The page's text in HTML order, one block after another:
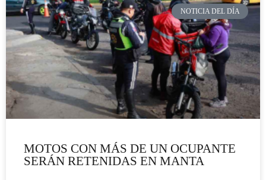
NOTICIA DEL DÍA
MOTOS CON MÁS DE UN OCUPANTE
SERÁN RETENIDAS EN MANTA